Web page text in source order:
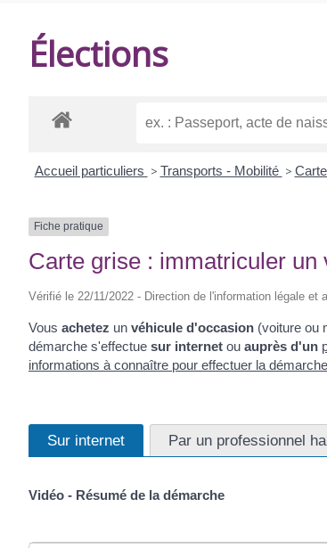
Élections
Accueil particuliers > Transports - Mobilité >
Fiche pratique
Carte grise : immatriculer un
Vérifié le 22/11/2022 - Direction de l'information légale et
Vous achetez un véhicule d'occasion (voiture ou
démarche s'effectue sur internet ou auprès d'un
informations à connaître pour effectuer la
Sur internet Par un professionnel
Vidéo - Résumé de la démarche